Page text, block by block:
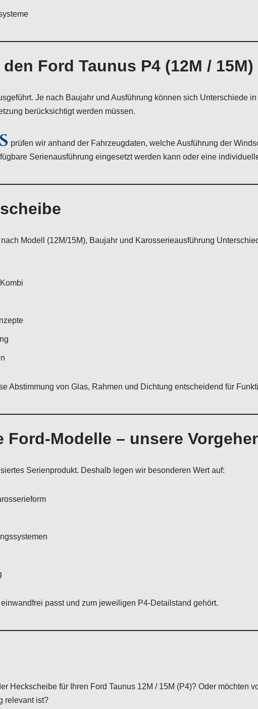
Ford Taunus P4 (12M / 15M)
Je nach Baujahr und Ausführung können sich Unterschiede
berücksichtigt werden müssen.
prüfen wir anhand der Fahrzeugdaten, welche Ausführung der
Serienausführung eingesetzt werden kann oder eine
Modell (12M/15M), Baujahr und Karosserieausführung
Abstimmung von Glas, Rahmen und Dichtung entscheidend für
Modelle – unsere
Serienprodukt. Deshalb legen wir besonderen Wert auf:
passt und zum jeweiligen P4-Detailstand gehört.
Heckscheibe für Ihren Ford Taunus 12M / 15M (P4)? Oder möchten
relevant ist?